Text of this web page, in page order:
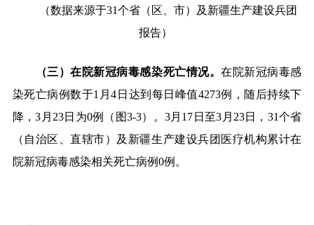
（数据来源于31个省（区、市）及新疆生产建设兵团
报告）
（三）在院新冠病毒感染死亡情况。在院新冠病毒感
染死亡病例数于1 月4 日达到每日峰值4273例，随后持续下
降，3 月 23日为0例（图3-3）。 3月 17 日至3 月 23日， 31个省
（自治区、直辖市）及新疆生产建设兵团医疗机构累计在
院新冠病毒感染相关死亡病例0例。